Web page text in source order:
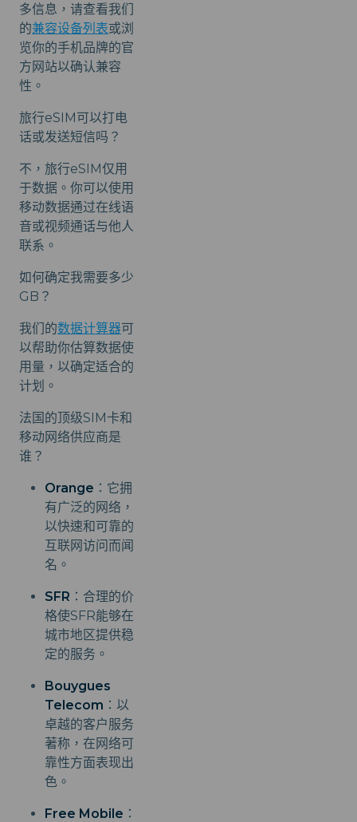
多信息，请查看我们
的兼容设备列表或浏
览你的手机品牌的官
方网站以确认兼容
性。
旅行eSIM可以打电
话或发送短信吗？
不，旅行eSIM仅用
于数据。你可以使用
移动数据通过在线语
音或视频通话与他人
联系。
如何确定我需要多少
GB？
我们的数据计算器可
以帮助你估算数据使
用量，以确定适合的
计划。
法国的顶级SIM卡和
移动网络供应商是
谁？
Orange ：它拥
有广泛的网络，
以快速和可靠的
互联网访问而闻
名。
SFR ：合理的价
格使SFR能够在
城市地区提供稳
定的服务。
Bouygues
Telecom ：以
卓越的客户服务
著称，在网络可
靠性方面表现出
色。
Free Mobile ：